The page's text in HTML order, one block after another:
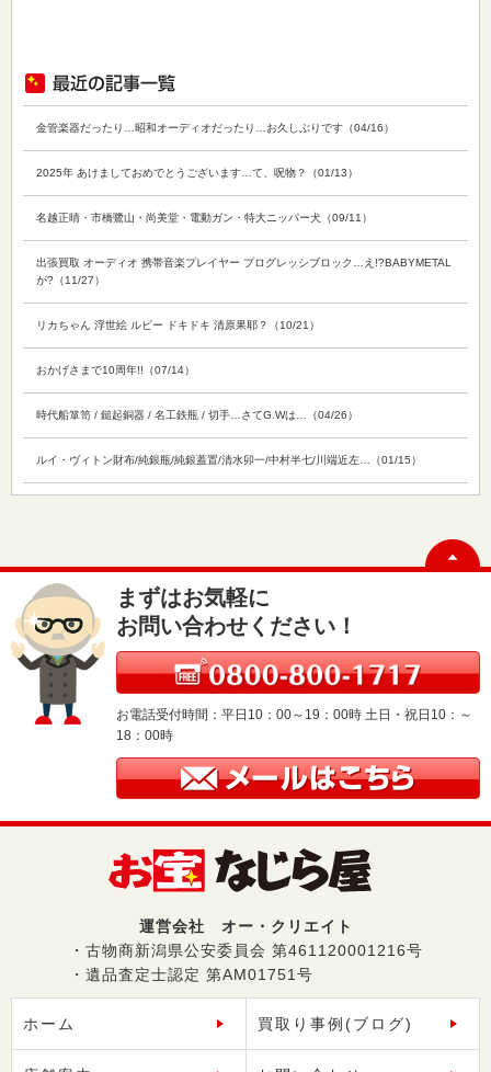
金管楽器だったり…昭和オーディオだったり…お久しぶりです（04/16）
2025年 あけましておめでとうございます…て、呪物？（01/13）
名越正晴・市橋鷺山・尚美堂・電動ガン・特大ニッパー犬（09/11）
出張買取 オーディオ 携帯音楽プレイヤー プログレッシブロック…え!?BABYMETAL
が?（11/27）
リカちゃん 浮世絵 ルビー ドキドキ 清原果耶？（10/21）
おかげさまで10周年!!（07/14）
時代船箪笥 / 鎚起銅器 / 名工鉄瓶 / 切手…さてG.Wは…（04/26）
ルイ・ヴィトン財布/純銀瓶/純銀蓋置/清水卯一/中村半七/川端近左…（01/15）
まずはお気軽に
お問い合わせください！
お電話受付時間：平日10：00～19：00時 土日・祝日10：～
18：00時
運営会社 オー・クリエイト
・古物商新潟県公安委員会 第461120001216号
・遺品査定士認定 第AM01751号
ホーム 買取り事例(ブログ)